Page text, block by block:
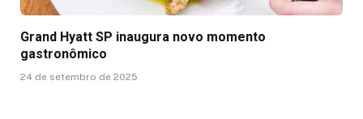
Grand Hyatt SP inaugura novo momento
gastronômico
24 de setembro de 2025